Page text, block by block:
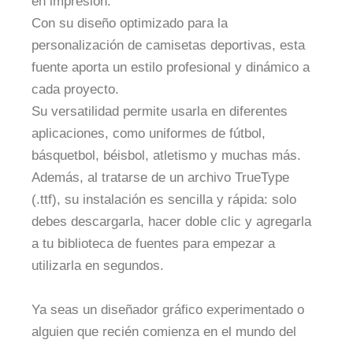
Con su diseño optimizado para la
personalización de camisetas deportivas, esta
fuente aporta un estilo profesional y dinámico a
cada proyecto.
Su versatilidad permite usarla en diferentes
aplicaciones, como uniformes de fútbol,
básquetbol, béisbol, atletismo y muchas más.
Además, al tratarse de un archivo TrueType
(.ttf), su instalación es sencilla y rápida: solo
debes descargarla, hacer doble clic y agregarla
a tu biblioteca de fuentes para empezar a
utilizarla en segundos.
Ya seas un diseñador gráfico experimentado o
alguien que recién comienza en el mundo del